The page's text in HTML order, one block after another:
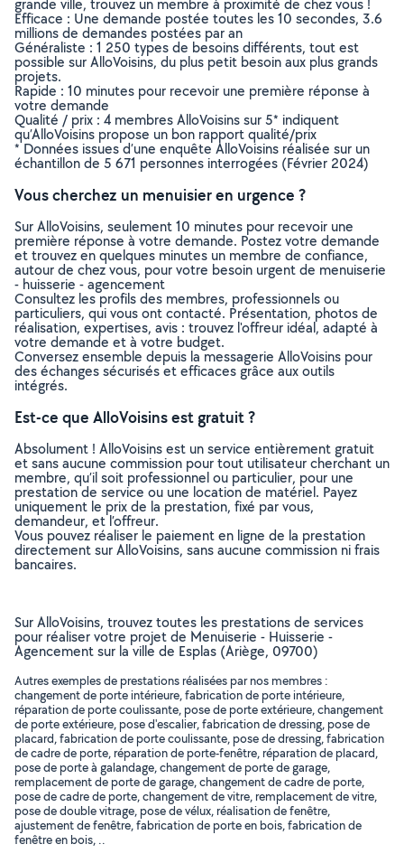
grande ville, trouvez un membre à proximité de chez vous !
Efficace : Une demande postée toutes les 10 secondes, 3.6
millions de demandes postées par an
Généraliste : 1 250 types de besoins différents, tout est
possible sur AlloVoisins, du plus petit besoin aux plus grands
projets.
Rapide : 10 minutes pour recevoir une première réponse à
votre demande
Qualité / prix : 4 membres AlloVoisins sur 5* indiquent
qu’AlloVoisins propose un bon rapport qualité/prix
* Données issues d’une enquête AlloVoisins réalisée sur un
échantillon de 5 671 personnes interrogées (Février 2024)
Vous cherchez un menuisier en urgence ?
Sur AlloVoisins, seulement 10 minutes pour recevoir une
première réponse à votre demande. Postez votre demande
et trouvez en quelques minutes un membre de confiance,
autour de chez vous, pour votre besoin urgent de menuiserie
- huisserie - agencement
Consultez les profils des membres, professionnels ou
particuliers, qui vous ont contacté. Présentation, photos de
réalisation, expertises, avis : trouvez l'offreur idéal, adapté à
votre demande et à votre budget.
Conversez ensemble depuis la messagerie AlloVoisins pour
des échanges sécurisés et efficaces grâce aux outils
intégrés.
Est-ce que AlloVoisins est gratuit ?
Absolument ! AlloVoisins est un service entièrement gratuit
et sans aucune commission pour tout utilisateur cherchant un
membre, qu’il soit professionnel ou particulier, pour une
prestation de service ou une location de matériel. Payez
uniquement le prix de la prestation, fixé par vous,
demandeur, et l’offreur.
Vous pouvez réaliser le paiement en ligne de la prestation
directement sur AlloVoisins, sans aucune commission ni frais
bancaires.
Sur AlloVoisins, trouvez toutes les prestations de services
pour réaliser votre projet de Menuiserie - Huisserie -
Agencement sur la ville de Esplas (Ariège, 09700)
Autres exemples de prestations réalisées par nos membres :
changement de porte intérieure, fabrication de porte intérieure,
réparation de porte coulissante, pose de porte extérieure, changement
de porte extérieure, pose d'escalier, fabrication de dressing, pose de
placard, fabrication de porte coulissante, pose de dressing, fabrication
de cadre de porte, réparation de porte-fenêtre, réparation de placard,
pose de porte à galandage, changement de porte de garage,
remplacement de porte de garage, changement de cadre de porte,
pose de cadre de porte, changement de vitre, remplacement de vitre,
pose de double vitrage, pose de vélux, réalisation de fenêtre,
ajustement de fenêtre, fabrication de porte en bois, fabrication de
fenêtre en bois, ..